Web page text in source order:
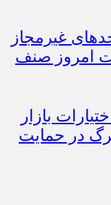
غیرمجاز
امروز صنف
بازار
در حمایت